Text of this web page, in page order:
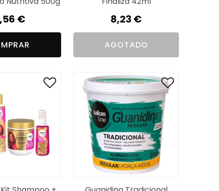
€ 8,23 €
AGOTADO